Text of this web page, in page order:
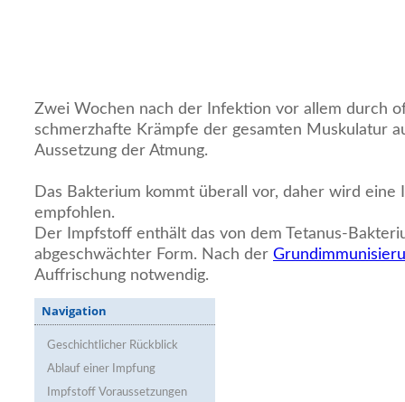
Zwei Wochen nach der Infektion vor allem durch
schmerzhafte Krämpfe der gesamten Muskulatur
Aussetzung der Atmung.
Das Bakterium kommt überall vor, daher wird eine
empfohlen.
Der Impfstoff enthält das von dem Tetanus-
abgeschwächter Form. Nach der
Auffrischung notwendig.
Navigation
Geschichtlicher Rückblick
Ablauf einer Impfung
Impfstoff Voraussetzungen